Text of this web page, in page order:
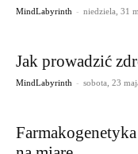
MindLabyrinth - niedziela, 31
Jak prowadzić
MindLabyrinth - sobota, 23